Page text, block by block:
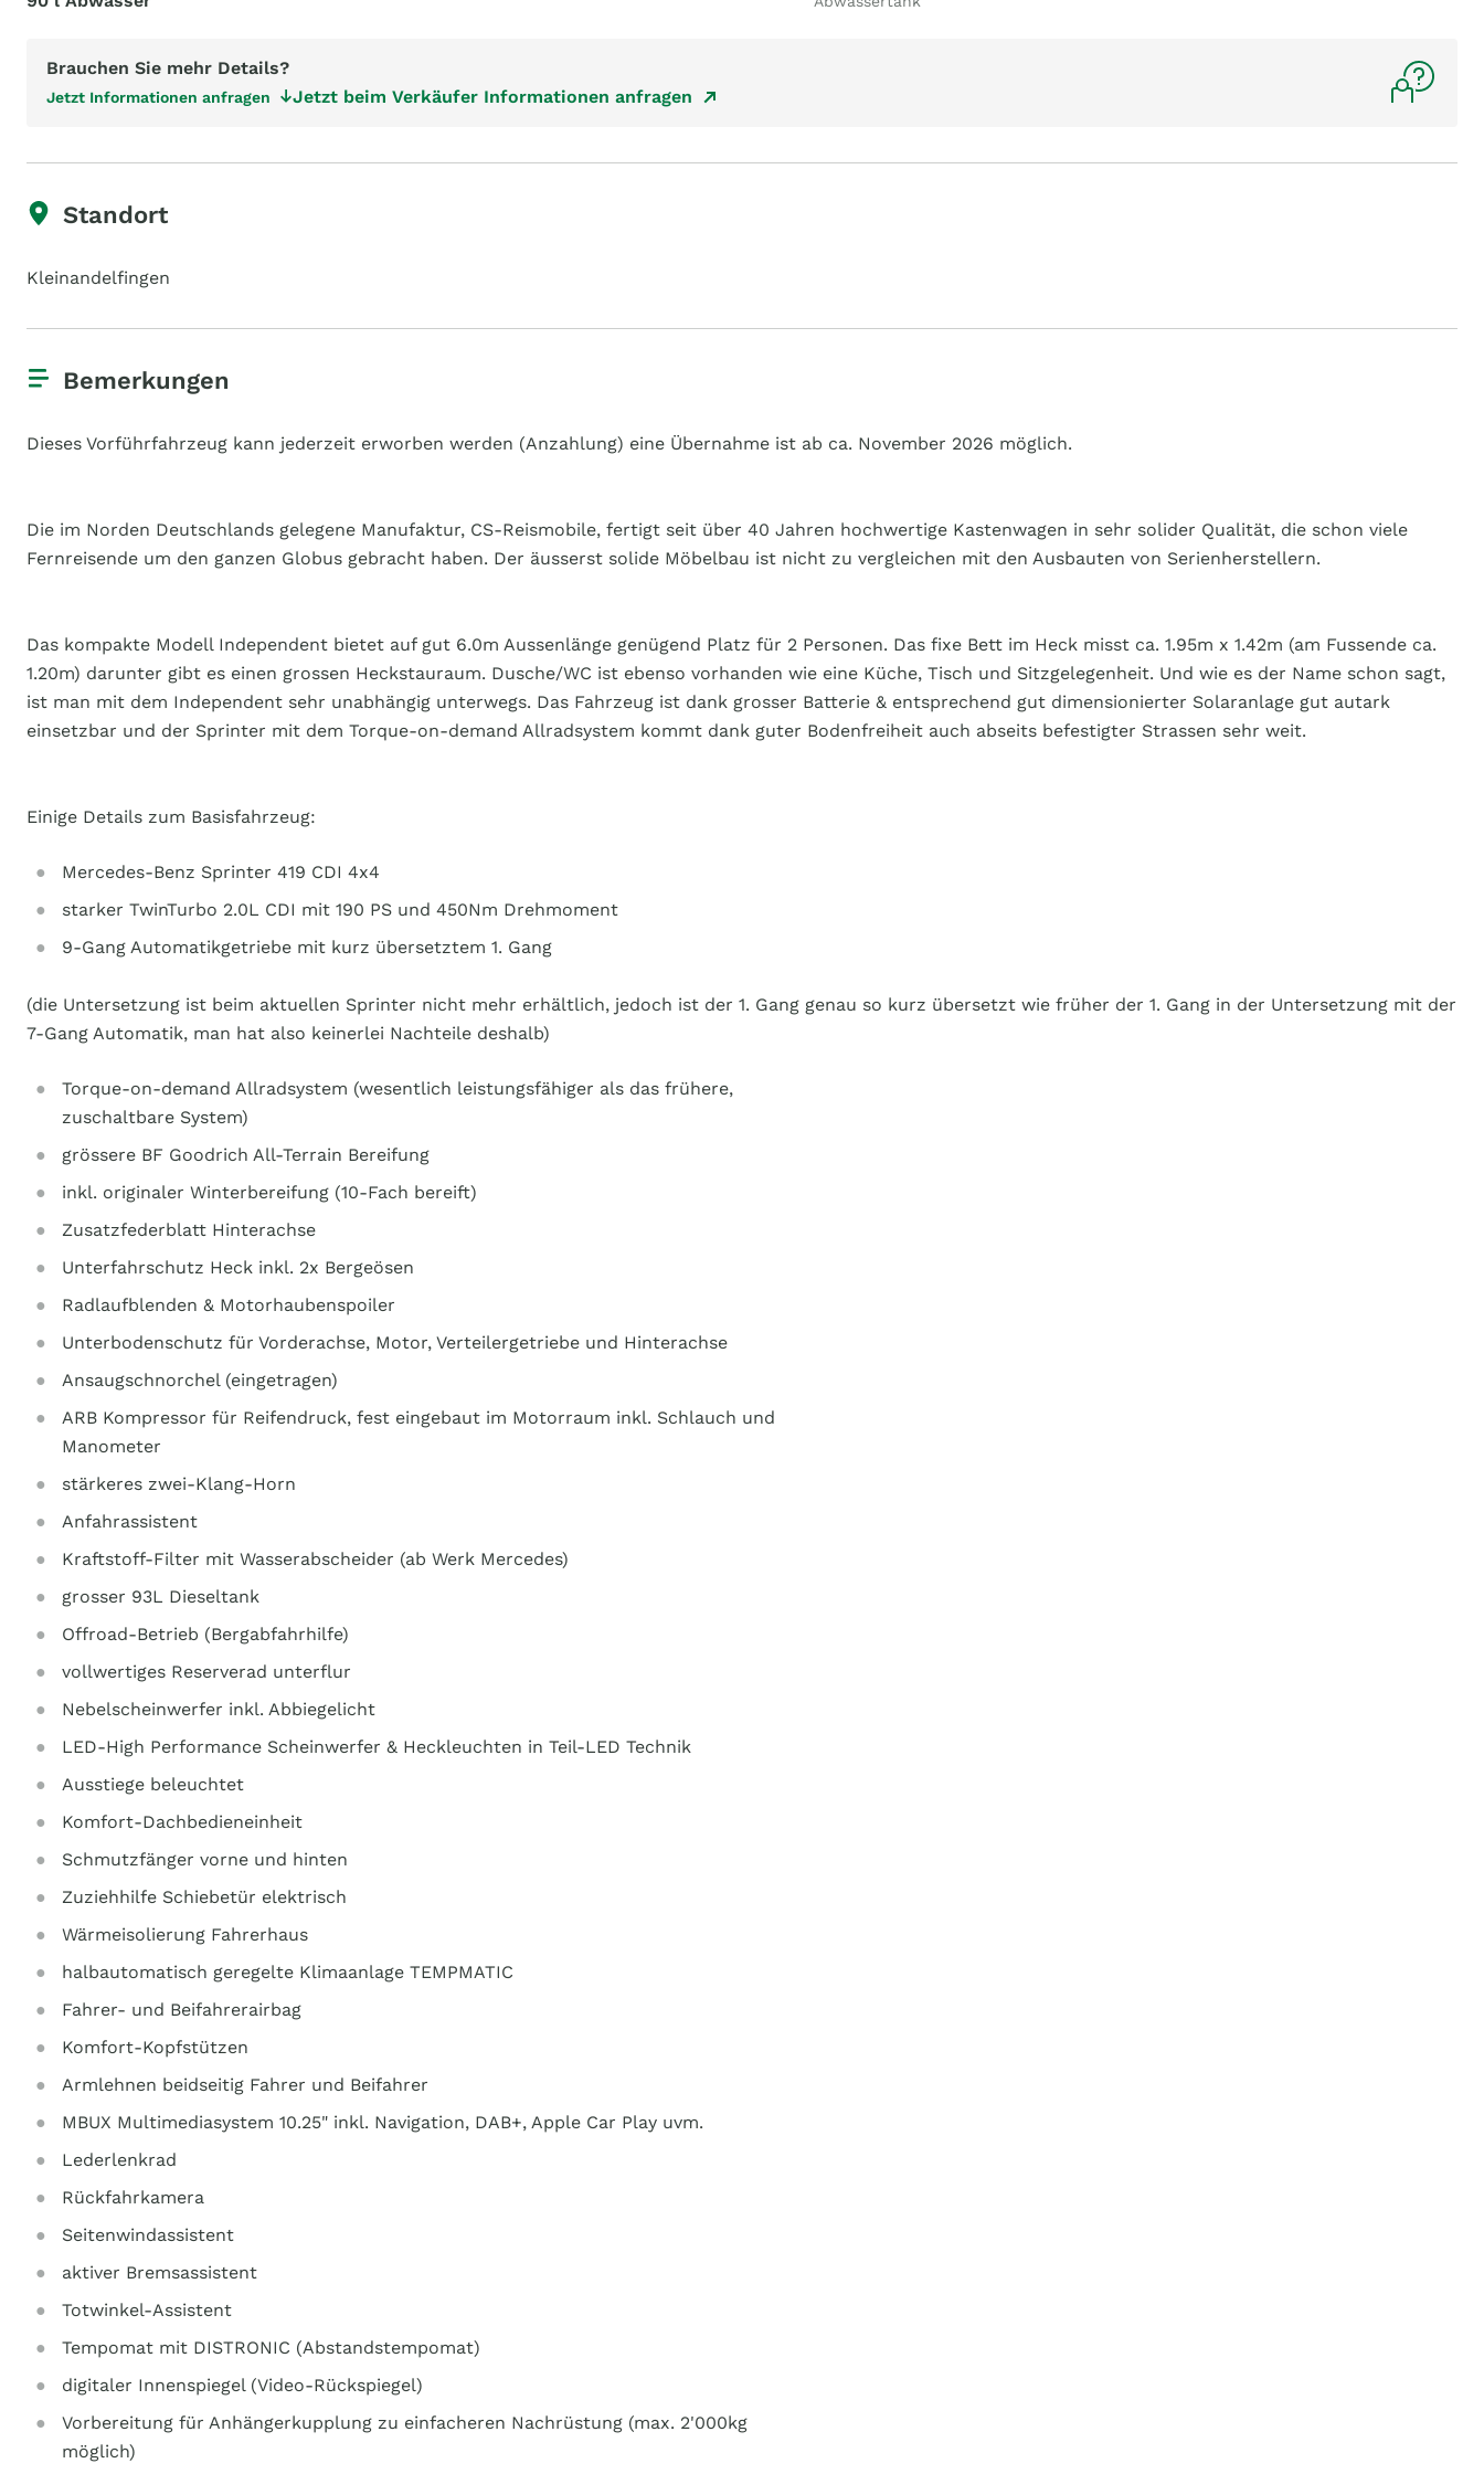
Brauchen Sie mehr Details?
Jetzt Informationen anfragen Jetzt beim Verkäufer Informationen anfragen
Standort
Kleinandelfingen
Bemerkungen
Dieses Vorführfahrzeug kann jederzeit erworben werden (Anzahlung) eine Übernahme ist ab ca. November 2026 möglich.
Die im Norden Deutschlands gelegene Manufaktur, CS-Reismobile, fertigt seit über 40 Jahren hochwertige Kastenwagen in sehr solider Qualität, die schon viele
Fernreisende um den ganzen Globus gebracht haben. Der äusserst solide Möbelbau ist nicht zu vergleichen mit den Ausbauten von Serienherstellern.
Das kompakte Modell Independent bietet auf gut 6.0m Aussenlänge genügend Platz für 2 Personen. Das fixe Bett im Heck misst ca. 1.95m x 1.42m (am Fussende ca.
1.20m) darunter gibt es einen grossen Heckstauraum. Dusche/WC ist ebenso vorhanden wie eine Küche, Tisch und Sitzgelegenheit. Und wie es der Name schon sagt,
ist man mit dem Independent sehr unabhängig unterwegs. Das Fahrzeug ist dank grosser Batterie & entsprechend gut dimensionierter Solaranlage gut autark
einsetzbar und der Sprinter mit dem Torque-on-demand Allradsystem kommt dank guter Bodenfreiheit auch abseits befestigter Strassen sehr weit.
Einige Details zum Basisfahrzeug:
Mercedes-Benz Sprinter 419 CDI 4x4
starker TwinTurbo 2.0L CDI mit 190 PS und 450Nm Drehmoment
9-Gang Automatikgetriebe mit kurz übersetztem 1. Gang
(die Untersetzung ist beim aktuellen Sprinter nicht mehr erhältlich, jedoch ist der 1. Gang genau so kurz übersetzt wie früher der 1. Gang in der Untersetzung mit der
7-Gang Automatik, man hat also keinerlei Nachteile deshalb)
Torque-on-demand Allradsystem (wesentlich leistungsfähiger als das frühere,
zuschaltbare System)
grössere BF Goodrich All-Terrain Bereifung
inkl. originaler Winterbereifung (10-Fach bereift)
Zusatzfederblatt Hinterachse
Unterfahrschutz Heck inkl. 2x Bergeösen
Radlaufblenden & Motorhaubenspoiler
Unterbodenschutz für Vorderachse, Motor, Verteilergetriebe und Hinterachse
Ansaugschnorchel (eingetragen)
ARB Kompressor für Reifendruck, fest eingebaut im Motorraum inkl. Schlauch und
Manometer
stärkeres zwei-Klang-Horn
Anfahrassistent
Kraftstoff-Filter mit Wasserabscheider (ab Werk Mercedes)
grosser 93L Dieseltank
Offroad-Betrieb (Bergabfahrhilfe)
vollwertiges Reserverad unterflur
Nebelscheinwerfer inkl. Abbiegelicht
LED-High Performance Scheinwerfer & Heckleuchten in Teil-LED Technik
Ausstiege beleuchtet
Komfort-Dachbedieneinheit
Schmutzfänger vorne und hinten
Zuziehhilfe Schiebetür elektrisch
Wärmeisolierung Fahrerhaus
halbautomatisch geregelte Klimaanlage TEMPMATIC
Fahrer- und Beifahrerairbag
Komfort-Kopfstützen
Armlehnen beidseitig Fahrer und Beifahrer
MBUX Multimediasystem 10.25" inkl. Navigation, DAB+, Apple Car Play uvm.
Lederlenkrad
Rückfahrkamera
Seitenwindassistent
aktiver Bremsassistent
Totwinkel-Assistent
Tempomat mit DISTRONIC (Abstandstempomat)
digitaler Innenspiegel (Video-Rückspiegel)
Vorbereitung für Anhängerkupplung zu einfacheren Nachrüstung (max. 2'000kg
möglich)